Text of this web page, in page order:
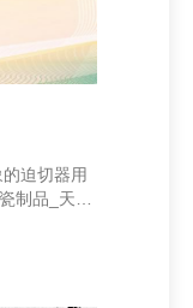
迫切器用
制品_天津